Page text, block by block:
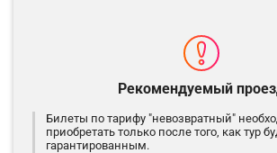
Рекомендуемый
Билеты по тарифу "невозвратный"
приобретать только после того, как тур
гарантированным.